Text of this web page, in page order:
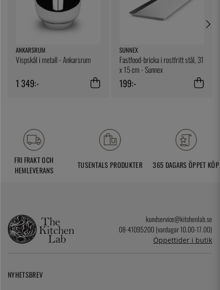
ANKARSRUM
Vispskål i metall - Ankarsrum
1 349:-
SUNNEX
Fastfood-bricka i rostfritt stål, 31
x 15 cm - Sunnex
199:-
FRI FRAKT OCH
HEMLEVERANS
TUSENTALS PRODUKTER 365 DAGARS ÖPPET KÖP
kundservice@kitchenlab.se
08-41095200 (vardagar 10.00-17.00)
Öppettider i butik
NYHETSBREV